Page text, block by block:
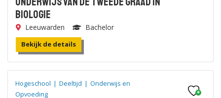
Biologie
Leeuwarden Bachelor
Bekijk de details
Hogeschool | Deeltijd | Onderwijs en
Opvoeding